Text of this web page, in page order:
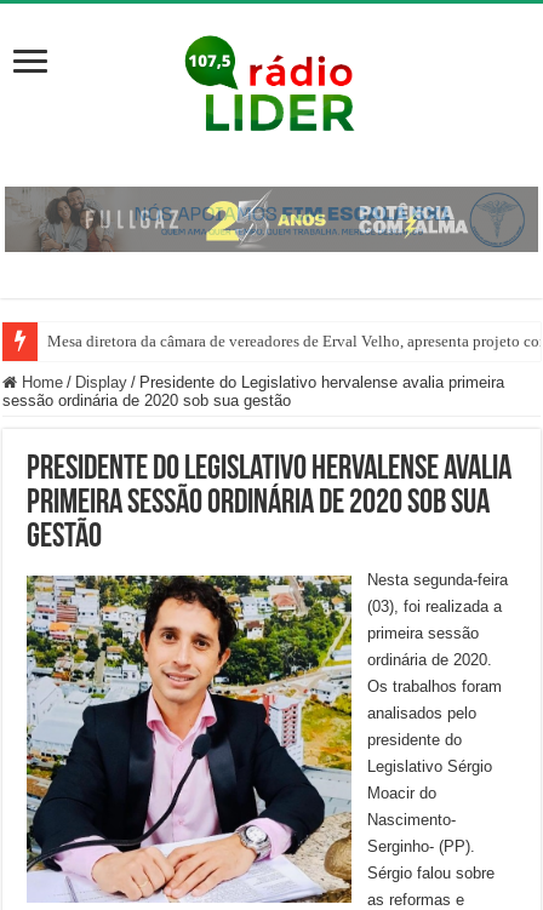
Mesa diretora da câmara de vereadores de Erval Velho, apresenta projeto
Home / Display / Presidente do Legislativo hervalense avalia primeira
sessão ordinária de 2020 sob sua gestão
Presidente do Legislativo hervalense avalia
primeira sessão ordinária de 2020 sob sua
gestão
Nesta segunda-feira
(03), foi realizada a
primeira sessão
ordinária de 2020.
Os trabalhos foram
analisados pelo
presidente do
Legislativo Sérgio
Moacir do
Nascimento-
Serginho- (PP).
Sérgio falou sobre
as reformas e